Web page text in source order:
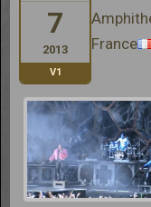
7
2013
V1
France